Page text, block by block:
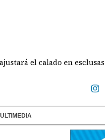
el calado en esclusas